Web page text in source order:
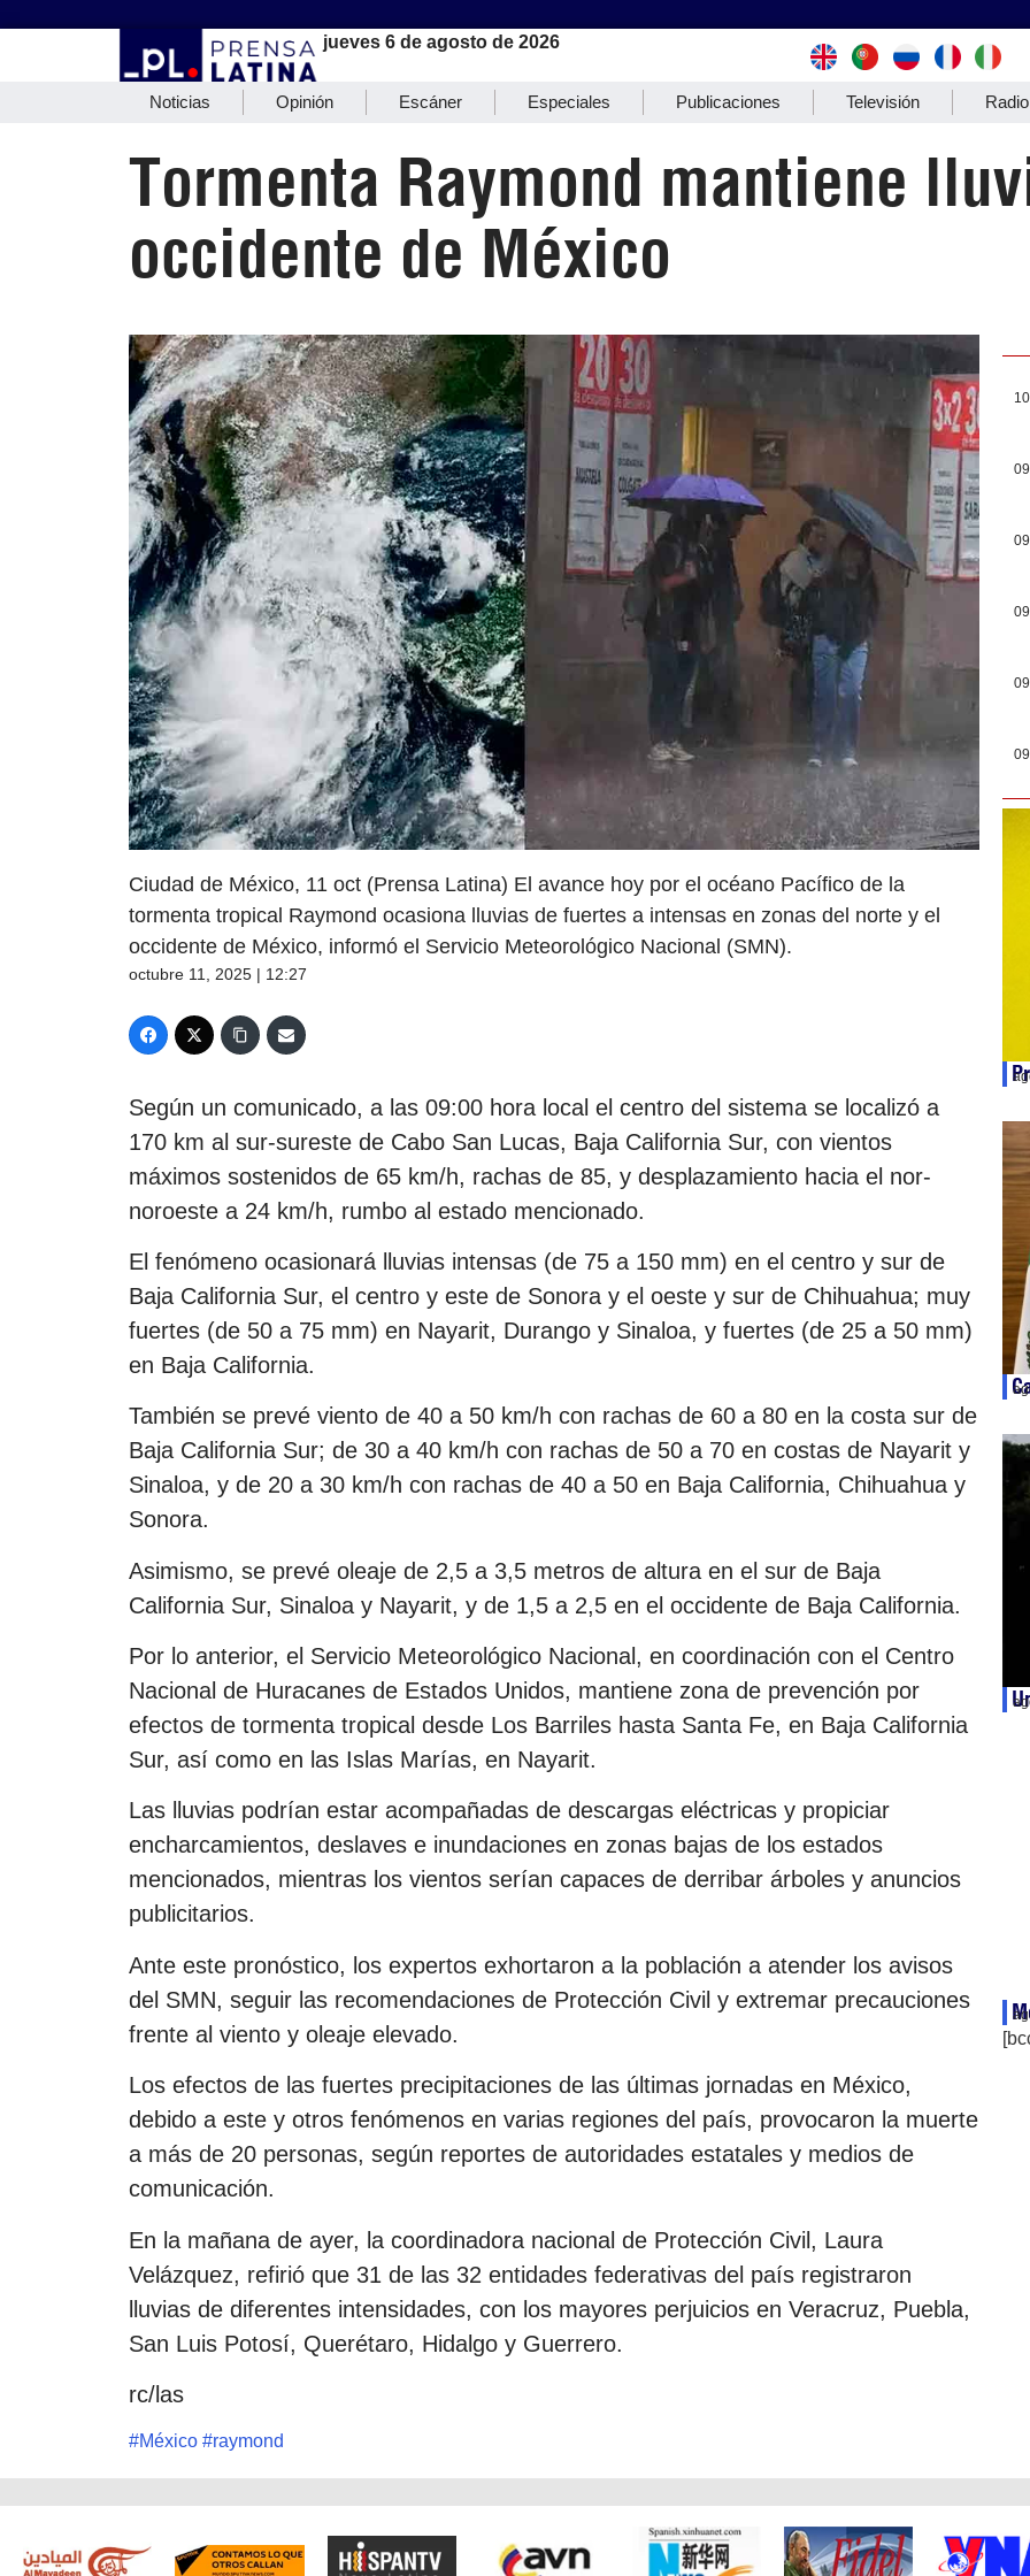
jueves 6 de agosto de 2026
Noticias Opinión Escáner Especiales Publicaciones Televisión Radio
Tormenta Raymond mantiene
occidente de México
Ciudad de México, 11 oct (Prensa Latina) El avance hoy por el océano Pacífico de la
tormenta tropical Raymond ocasiona lluvias de fuertes a intensas en zonas del norte y el
occidente de México, informó el Servicio Meteorológico Nacional (SMN).
octubre 11, 2025 | 12:27
Según un comunicado, a las 09:00 hora local el centro del sistema se localizó a
170 km al sur-sureste de Cabo San Lucas, Baja California Sur, con vientos
máximos sostenidos de 65 km/h, rachas de 85, y desplazamiento hacia el nor-
noroeste a 24 km/h, rumbo al estado mencionado.
El fenómeno ocasionará lluvias intensas (de 75 a 150 mm) en el centro y sur de
Baja California Sur, el centro y este de Sonora y el oeste y sur de Chihuahua; muy
fuertes (de 50 a 75 mm) en Nayarit, Durango y Sinaloa, y fuertes (de 25 a 50 mm)
en Baja California.
También se prevé viento de 40 a 50 km/h con rachas de 60 a 80 en la costa sur de
Baja California Sur; de 30 a 40 km/h con rachas de 50 a 70 en costas de Nayarit y
Sinaloa, y de 20 a 30 km/h con rachas de 40 a 50 en Baja California, Chihuahua y
Sonora.
Asimismo, se prevé oleaje de 2,5 a 3,5 metros de altura en el sur de Baja
California Sur, Sinaloa y Nayarit, y de 1,5 a 2,5 en el occidente de Baja California.
Por lo anterior, el Servicio Meteorológico Nacional, en coordinación con el Centro
Nacional de Huracanes de Estados Unidos, mantiene zona de prevención por
efectos de tormenta tropical desde Los Barriles hasta Santa Fe, en Baja California
Sur, así como en las Islas Marías, en Nayarit.
Las lluvias podrían estar acompañadas de descargas eléctricas y propiciar
encharcamientos, deslaves e inundaciones en zonas bajas de los estados
mencionados, mientras los vientos serían capaces de derribar árboles y anuncios
publicitarios.
Ante este pronóstico, los expertos exhortaron a la población a atender los avisos
del SMN, seguir las recomendaciones de Protección Civil y extremar precauciones
frente al viento y oleaje elevado.
Los efectos de las fuertes precipitaciones de las últimas jornadas en México,
debido a este y otros fenómenos en varias regiones del país, provocaron la muerte
a más de 20 personas, según reportes de autoridades estatales y medios de
comunicación.
En la mañana de ayer, la coordinadora nacional de Protección Civil, Laura
Velázquez, refirió que 31 de las 32 entidades federativas del país registraron
lluvias de diferentes intensidades, con los mayores perjuicios en Veracruz, Puebla,
San Luis Potosí, Querétaro, Hidalgo y Guerrero.
rc/las
#México #raymond